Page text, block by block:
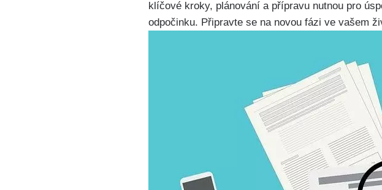
klíčové kroky, plánování a přípravu nutnou pro
odpočinku. Připravte se na novou fázi ve vašem